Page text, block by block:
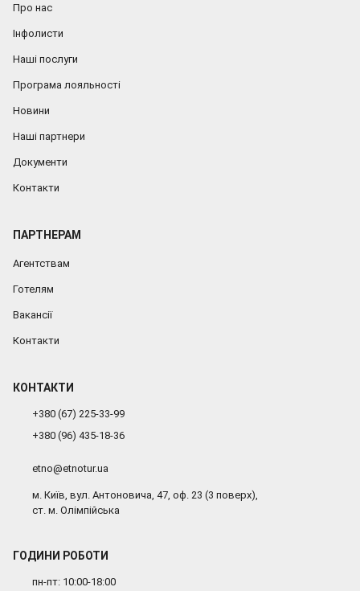
Про нас
Інфолисти
Наші послуги
Програма лояльності
Новини
Наші партнери
Документи
Контакти
ПАРТНЕРАМ
Агентствам
Готелям
Вакансії
Контакти
КОНТАКТИ
+380 (67) 225-33-99
+380 (96) 435-18-36
etno@etnotur.ua
м. Київ, вул. Антоновича, 47, оф. 23 (3 поверх),
ст. м. Олімпійська
ГОДИНИ РОБОТИ
пн-пт: 10:00-18:00